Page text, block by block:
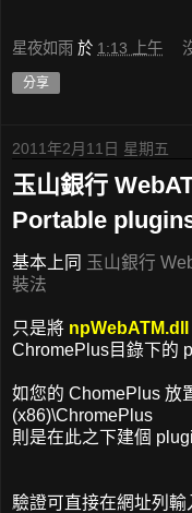
星夜如雨 於 1:13 上午
分享
2011年2月11日 星期五
玉山銀行
Portable
基本上同 玉山銀行
裝法
只是將 npWebATM.dll
ChromePlus目錄下的
如您的 ChomePlus 放
(x86)\ChromePlus
則是在此之下建個
驗證可直接在網址列輸